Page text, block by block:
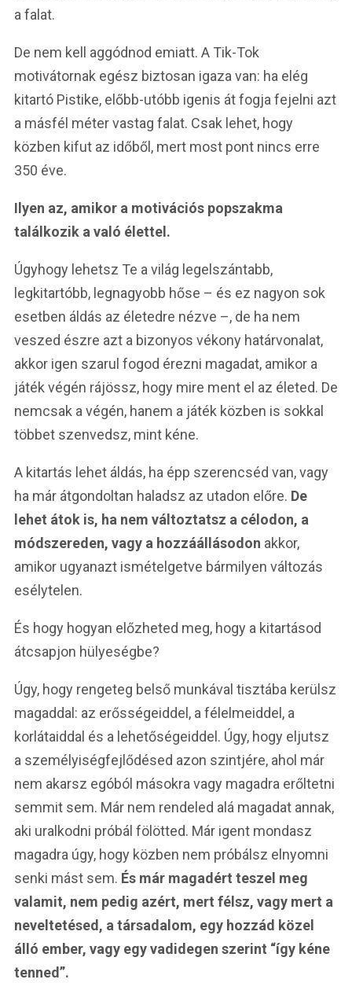
a falat.
De nem kell aggódnod emiatt. A Tik-Tok
motivátornak egész biztosan igaza van: ha elég
kitartó Pistike, előbb-utóbb igenis át fogja fejelni azt
a másfél méter vastag falat. Csak lehet, hogy
közben kifut az időből, mert most pont nincs erre
350 éve.
Ilyen az, amikor a motivációs popszakma
találkozik a való élettel.
Úgyhogy lehetsz Te a világ legelszántabb,
legkitartóbb, legnagyobb hőse – és ez nagyon sok
esetben áldás az életedre nézve –, de ha nem
veszed észre azt a bizonyos vékony határvonalat,
akkor igen szarul fogod érezni magadat, amikor a
játék végén rájössz, hogy mire ment el az életed. De
nemcsak a végén, hanem a játék közben is sokkal
többet szenvedsz, mint kéne.
A kitartás lehet áldás, ha épp szerencséd van, vagy
ha már átgondoltan haladsz az utadon előre. De
lehet átok is, ha nem változtatsz a célodon, a
módszereden, vagy a hozzáállásodon akkor,
amikor ugyanazt ismételgetve bármilyen változás
esélytelen.
És hogy hogyan előzheted meg, hogy a kitartásod
átcsapjon hülyeségbe?
Úgy, hogy rengeteg belső munkával tisztába kerülsz
magaddal: az erősségeiddel, a félelmeiddel, a
korlátaiddal és a lehetőségeiddel. Úgy, hogy eljutsz
a személyiségfejlődésed azon szintjére, ahol már
nem akarsz egóból másokra vagy magadra erőltetni
semmit sem. Már nem rendeled alá magadat annak,
aki uralkodni próbál fölötted. Már igent mondasz
magadra úgy, hogy közben nem próbálsz elnyomni
senki mást sem. És már magadért teszel meg
valamit, nem pedig azért, mert félsz, vagy mert a
neveltetésed, a társadalom, egy hozzád közel
álló ember, vagy egy vadidegen szerint “így kéne
tenned”.